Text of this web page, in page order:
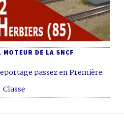
MOTEUR DE LA SNCF
passez en Première
Classe